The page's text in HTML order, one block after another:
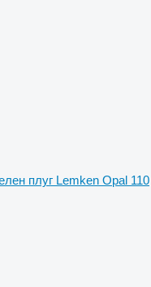
плуг Lemken Opal 110